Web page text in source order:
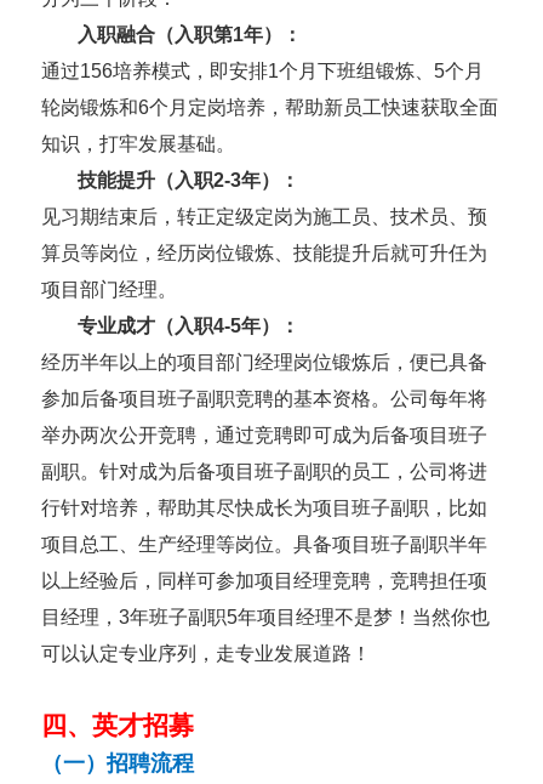
入职融合（入职第1年）：
通过156培养模式，即安排1个月下班组锻炼、5个月
轮岗锻炼和6个月定岗培养，帮助新员工快速获取全面
知识，打牢发展基础。
技能提升（入职2-3年）：
见习期结束后，转正定级定岗为施工员、技术员、预
算员等岗位，经历岗位锻炼、技能提升后就可升任为
项目部门经理。
专业成才（入职4-5年）：
经历半年以上的项目部门经理岗位锻炼后，便已具备
参加后备项目班子副职竞聘的基本资格。公司每年将
举办两次公开竞聘，通过竞聘即可成为后备项目班子
副职。针对成为后备项目班子副职的员工，公司将进
行针对培养，帮助其尽快成长为项目班子副职，比如
项目总工、生产经理等岗位。具备项目班子副职半年
以上经验后，同样可参加项目经理竞聘，竞聘担任项
目经理，3年班子副职5年项目经理不是梦！当然你也
可以认定专业序列，走专业发展道路！
四、英才招募
（一）招聘流程